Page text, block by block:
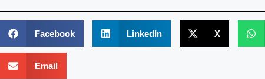
Facebook LinkedIn X
Email